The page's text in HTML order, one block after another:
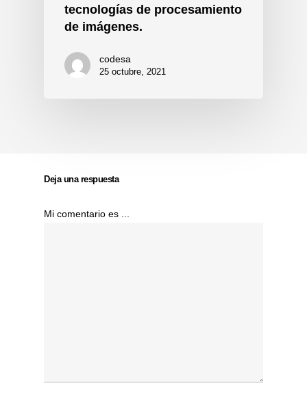
tecnologías de procesamiento
de imágenes.
codesa
25 octubre, 2021
Deja una respuesta
Mi comentario es ...